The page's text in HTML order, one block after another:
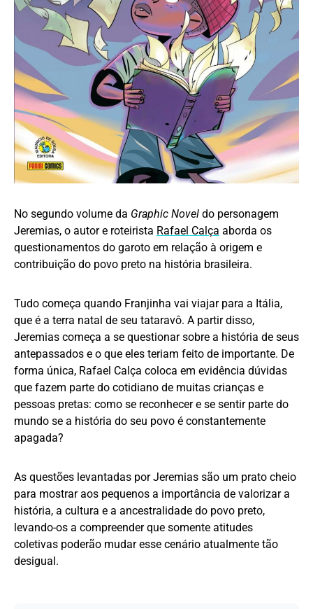
No segundo volume da Graphic Novel do personagem
Jeremias, o autor e roteirista Rafael Calça aborda os
questionamentos do garoto em relação à origem e
contribuição do povo preto na história brasileira.
Tudo começa quando Franjinha vai viajar para a Itália,
que é a terra natal de seu tataravô. A partir disso,
Jeremias começa a se questionar sobre a história de seus
antepassados e o que eles teriam feito de importante. De
forma única, Rafael Calça coloca em evidência dúvidas
que fazem parte do cotidiano de muitas crianças e
pessoas pretas: como se reconhecer e se sentir parte do
mundo se a história do seu povo é constantemente
apagada?
As questões levantadas por Jeremias são um prato cheio
para mostrar aos pequenos a importância de valorizar a
história, a cultura e a ancestralidade do povo preto,
levando-os a compreender que somente atitudes
coletivas poderão mudar esse cenário atualmente tão
desigual.